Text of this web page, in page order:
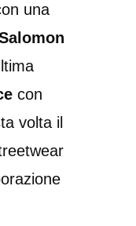
una
con
volta il